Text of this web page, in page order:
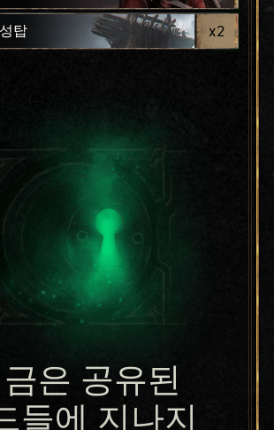
탑 x2
은 공유된
들에 지나지